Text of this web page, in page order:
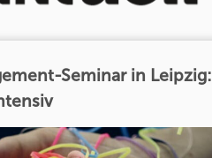
Seminar in Leipzig: